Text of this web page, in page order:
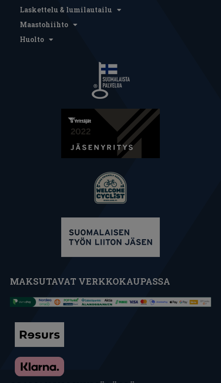
Laskettelu & lumilautailu
Maastohiihto
Huolto
MAKSUTAVAT VERKKOKAUPASSA